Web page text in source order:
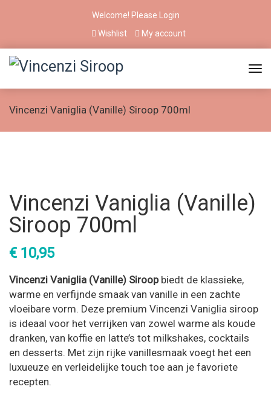
Welcome! Please
Login
Wishlist
My account
Vincenzi Vaniglia (Vanille) Siroop 700ml
Vincenzi Vaniglia (Vanille)
Siroop 700ml
€ 10,95
Vincenzi Vaniglia (Vanille) Siroopbiedt de klassieke,
warme en verfijnde smaak van vanille in een zachte
vloeibare vorm. Deze premium Vincenzi Vaniglia siroop
is ideaal voor het verrijken van zowel warme als koude
dranken, van koffie en latte’s tot milkshakes, cocktails
en desserts. Met zijn rijke vanillesmaak voegt het een
luxueuze en verleidelijke touch toe aan je favoriete
recepten.